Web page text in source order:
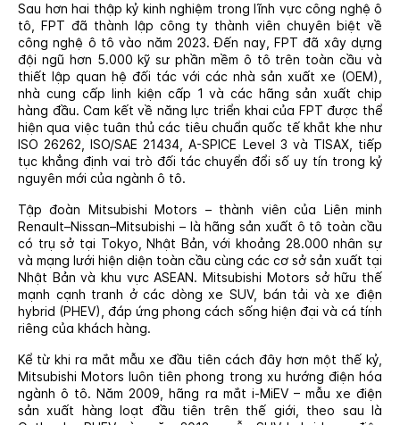
Sau hơn hai thập kỷ kinh nghiệm trong lĩnh vực công nghệ ô
tô, FPT đã thành lập công ty thành viên chuyên biệt về
công nghệ ô tô vào năm 2023. Đến nay, FPT đã xây dựng
đội ngũ hơn 5.000 kỹ sư phần mềm ô tô trên toàn cầu và
thiết lập quan hệ đối tác với các nhà sản xuất xe (OEM),
nhà cung cấp linh kiện cấp 1 và các hãng sản xuất chip
hàng đầu. Cam kết về năng lực triển khai của FPT được thể
hiện qua việc tuân thủ các tiêu chuẩn quốc tế khắt khe như
ISO 26262, ISO/SAE 21434, A-SPICE Level 3 và TISAX, tiếp
tục khẳng định vai trò đối tác chuyển đổi số uy tín trong kỷ
nguyên mới của ngành ô tô.
Tập đoàn Mitsubishi Motors – thành viên của Liên minh
Renault–Nissan–Mitsubishi – là hãng sản xuất ô tô toàn cầu
có trụ sở tại Tokyo, Nhật Bản, với khoảng 28.000 nhân sự
và mạng lưới hiện diện toàn cầu cùng các cơ sở sản xuất tại
Nhật Bản và khu vực ASEAN. Mitsubishi Motors sở hữu thế
mạnh cạnh tranh ở các dòng xe SUV, bán tải và xe điện
hybrid (PHEV), đáp ứng phong cách sống hiện đại và cá tính
riêng của khách hàng.
Kể từ khi ra mắt mẫu xe đầu tiên cách đây hơn một thế kỷ,
Mitsubishi Motors luôn tiên phong trong xu hướng điện hóa
ngành ô tô. Năm 2009, hãng ra mắt i-MiEV – mẫu xe điện
sản xuất hàng loạt đầu tiên trên thế giới, theo sau là